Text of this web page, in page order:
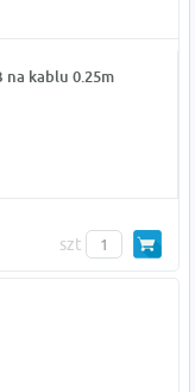
kablu 0.25m
szt